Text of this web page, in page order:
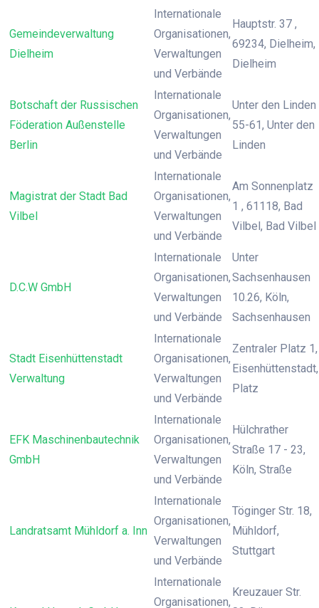
Gemeindeverwaltung
Dielheim
Internationale
Organisationen,
Verwaltungen
und Verbände
Hauptstr. 37 ,
69234, Dielheim,
Dielheim
Botschaft der Russischen
Föderation Außenstelle
Berlin
Internationale
Organisationen,
Verwaltungen
und Verbände
Unter den Linden
55-61, Unter den
Linden
Magistrat der Stadt Bad
Vilbel
Internationale
Organisationen,
Verwaltungen
und Verbände
Am Sonnenplatz
1 , 61118, Bad
Vilbel, Bad Vilbel
D.C.W GmbH
Internationale
Organisationen,
Verwaltungen
und Verbände
Unter
Sachsenhausen
10.26, Köln,
Sachsenhausen
Stadt Eisenhüttenstadt
Verwaltung
Internationale
Organisationen,
Verwaltungen
und Verbände
Zentraler Platz 1,
Eisenhüttenstadt,
Platz
EFK Maschinenbautechnik
GmbH
Internationale
Organisationen,
Verwaltungen
und Verbände
Hülchrather
Straße 17 - 23,
Köln, Straße
Landratsamt Mühldorf a. Inn
Internationale
Organisationen,
Verwaltungen
und Verbände
Töginger Str. 18,
Mühldorf,
Stuttgart
Internationale
Organisationen,
Kreuzauer Str.